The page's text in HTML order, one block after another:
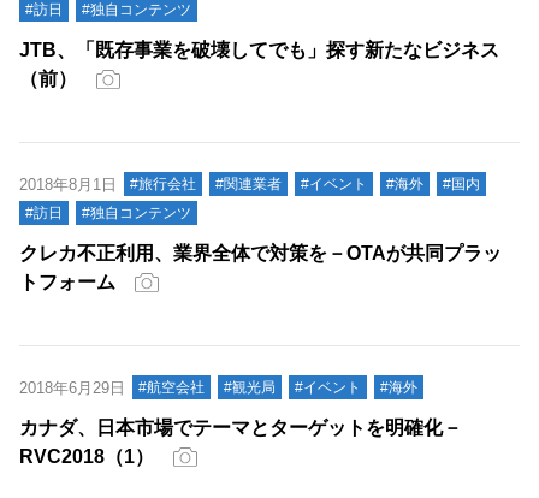
#訪日
#独自コンテンツ
JTB、「既存事業を破壊してでも」探す新たなビジネス
（前）
2018年8月1日 #旅行会社 #関連業者 #イベント #海外
#国内
#訪日
#独自コンテンツ
クレカ不正利用、業界全体で対策を－OTAが共同プラッ
トフォーム
2018年6月29日 #航空会社 #観光局 #イベント #海外
カナダ、日本市場でテーマとターゲットを明確化－
RVC2018（1）